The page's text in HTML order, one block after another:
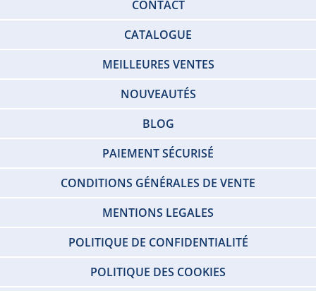
CONTACT
CATALOGUE
MEILLEURES VENTES
NOUVEAUTÉS
BLOG
PAIEMENT SÉCURISÉ
CONDITIONS GÉNÉRALES DE VENTE
MENTIONS LEGALES
POLITIQUE DE CONFIDENTIALITÉ
POLITIQUE DES COOKIES